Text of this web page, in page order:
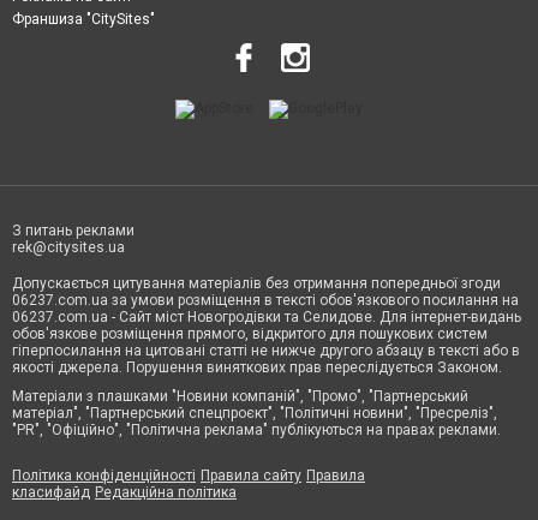
Франшиза "CitySites"
З питань реклами
rek@citysites.ua
Допускається цитування матеріалів без отримання попередньої згоди
06237.com.ua за умови розміщення в тексті обов'язкового посилання на
06237.com.ua - Сайт міст Новогродівки та Селидове. Для інтернет-видань
обов'язкове розміщення прямого, відкритого для пошукових систем
гіперпосилання на цитовані статті не нижче другого абзацу в тексті або в
якості джерела. Порушення виняткових прав переслідується Законом.
Матеріали з плашками "Новини компаній", "Промо", "Партнерський
матеріал", "Партнерський спецпроєкт", "Політичні новини", "Пресреліз",
"PR", "Офіційно", "Політична реклама" публікуються на правах реклами.
Політика конфіденційності Правила сайту Правила
класифайд Редакційна політика